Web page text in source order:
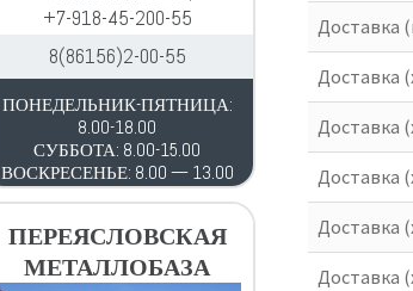
Доставка
Доставка
Доставка
Доставка
Доставка
Доставка
+7-918-45-200-55
8(86156)2-00-55
ПОНЕДЕЛЬНИК-ПЯТНИЦА:
8.00-18.00
СУББОТА: 8.00-15.00
ВОСКРЕСЕНЬЕ: 8.00 — 13.00
ПЕРЕЯСЛОВСКАЯ
МЕТАЛЛОБАЗА